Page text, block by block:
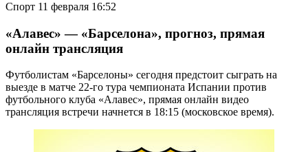
Спорт 11 февраля 16:52
«Алавес» — «Барселона», прогноз, прямая
онлайн трансляция
Футболистам «Барселоны» сегодня предстоит сыграть на
выезде в матче 22-го тура чемпионата Испании против
футбольного клуба «Алавес», прямая онлайн видео
трансляция встречи начнется в 18:15 (московское время).